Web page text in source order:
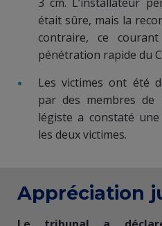
était sûre, mais la
contraire, ce
pénétration rapide du
​Les victimes ont été
par des membres de
légiste a constaté
les deux victimes.
​Appréciation